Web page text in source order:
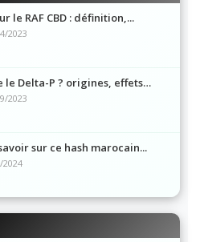
le RAF CBD : définition,...
2023
le Delta-P ? origines, effets…
2023
sur ce hash marocain...
2024